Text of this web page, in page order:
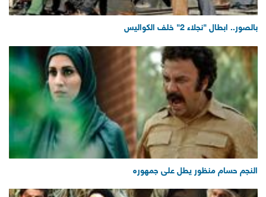
النجم حسام منظور يطل على جمهوره
بالصور.. ابطال "نجلاء 2" خلف الكواليس